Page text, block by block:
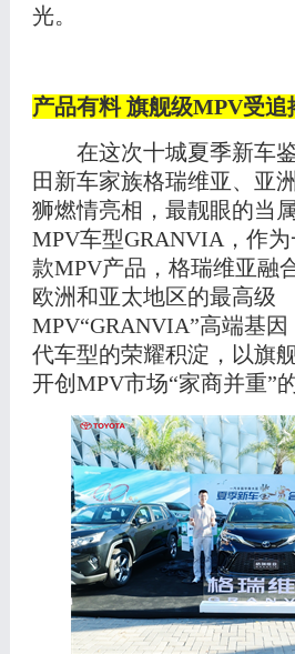
光。
产品有料 旗舰级MPV受追
在这次十城夏季新车
田新车家族格瑞维亚、亚
狮燃情亮相，最靓眼的当
MPV车型GRANVIA ， 作为
款MPV产品，格瑞维亚融
欧洲和亚太地区的最高级
MPV“GRANVIA”高端基因
代车型的荣耀积淀，以旗
开创 MPV市场“家商并重”